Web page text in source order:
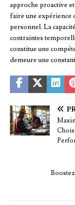
approche proactive
faire une expérience
personnel. La
contraintes
constitue une
demeure une
Boostez